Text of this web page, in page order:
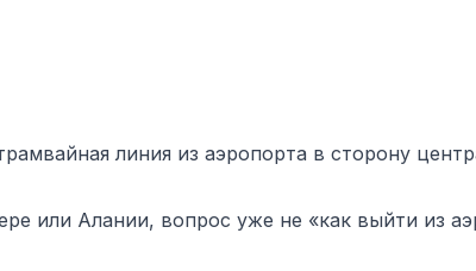
линия из аэропорта в сторону
или Алании, вопрос уже не «как выйти из